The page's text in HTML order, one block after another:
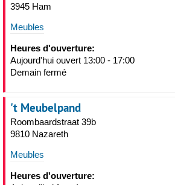
3945 Ham
Meubles
Heures d'ouverture:
Aujourd'hui ouvert 13:00 - 17:00
Demain fermé
't Meubelpand
Roombaardstraat 39b
9810 Nazareth
Meubles
Heures d'ouverture: